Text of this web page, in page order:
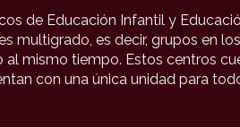
de Educación Infantil y
multigrado, es decir, grupos en
mismo tiempo. Estos centros
con una única unidad para